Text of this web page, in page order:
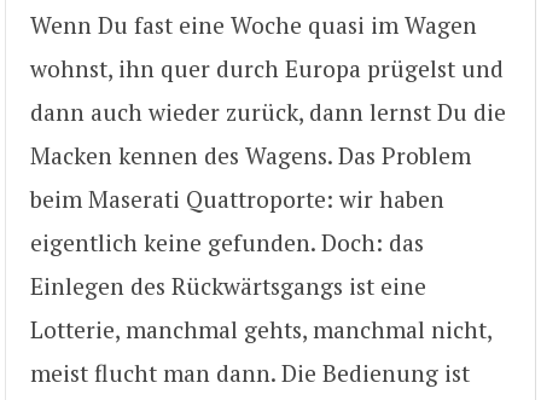
Wenn Du fast eine Woche quasi im Wagen
wohnst, ihn quer durch Europa prügelst und
dann auch wieder zurück, dann lernst Du die
Macken kennen des Wagens. Das Problem
beim Maserati Quattroporte: wir haben
eigentlich keine gefunden. Doch: das
Einlegen des Rückwärtsgangs ist eine
Lotterie, manchmal gehts, manchmal nicht,
meist flucht man dann. Die Bedienung ist